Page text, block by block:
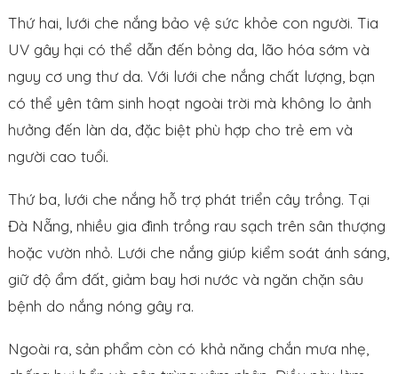
Thứ hai, lưới che nắng bảo vệ sức khỏe con người. Tia
UV gây hại có thể dẫn đến bỏng da, lão hóa sớm và
nguy cơ ung thư da. Với lưới che nắng chất lượng, bạn
có thể yên tâm sinh hoạt ngoài trời mà không lo ảnh
hưởng đến làn da, đặc biệt phù hợp cho trẻ em và
người cao tuổi.
Thứ ba, lưới che nắng hỗ trợ phát triển cây trồng. Tại
Đà Nẵng, nhiều gia đình trồng rau sạch trên sân thượng
hoặc vườn nhỏ. Lưới che nắng giúp kiểm soát ánh sáng,
giữ độ ẩm đất, giảm bay hơi nước và ngăn chặn sâu
bệnh do nắng nóng gây ra.
Ngoài ra, sản phẩm còn có khả năng chắn mưa nhẹ,